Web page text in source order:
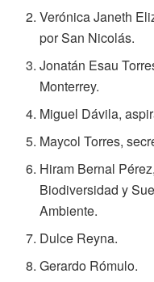
Verónica Janeth
por San Nicolás.
Jonatán Esau
Monterrey.
Miguel Dávila,
Maycol Torres,
Hiram Bernal
Biodiversidad y
Ambiente.
Dulce Reyna.
Gerardo Rómulo.